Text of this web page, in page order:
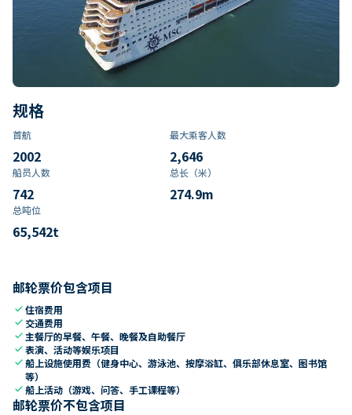
规格
首航
2002
最大乘客人数
2,646
船员人数
742
总长（米）
274.9m
总吨位
65,542t
邮轮票价包含项目
check住宿费用
check 交通费用
check 主餐厅的早餐、午餐、晚餐及自助餐厅
check表演、活动等娱乐项目
check船上设施使用费（健身中心、游泳池、按摩浴缸、俱乐部休息室、图书馆
等）
check船上活动（游戏、问答、手工课程等）
邮轮票价不包含项目